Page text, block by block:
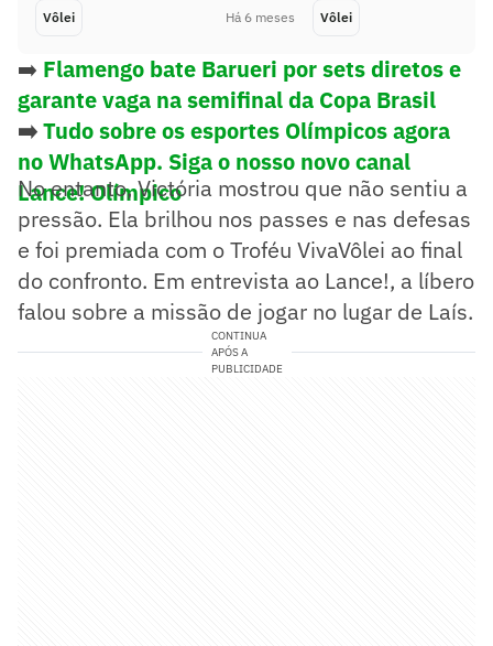
Vôlei Há 6 meses Vôlei
➡️ Flamengo bate Barueri por sets diretos e
garante vaga na semifinal da Copa Brasil
➡️Tudo sobre os esportes Olímpicos agora
no WhatsApp. Siga o nosso novo canal
Lance! Olímpico
No entanto, Victória mostrou que não sentiu a
pressão. Ela brilhou nos passes e nas defesas
e foi premiada com o Troféu VivaVôlei ao final
do confronto. Em entrevista ao Lance!, a líbero
falou sobre a missão de jogar no lugar de Laís.
CONTINUA
APÓS A
PUBLICIDADE